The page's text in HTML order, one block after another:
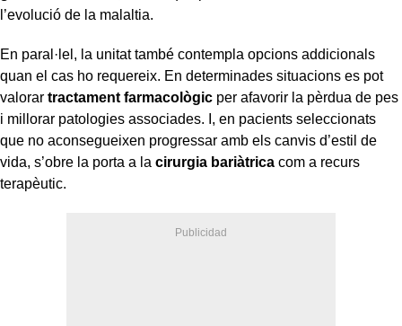
l’evolució de la malaltia.
En paral·lel, la unitat també contempla opcions addicionals
quan el cas ho requereix. En determinades situacions es pot
valorar tractament farmacològic per afavorir la pèrdua de pes
i millorar patologies associades. I, en pacients seleccionats
que no aconsegueixen progressar amb els canvis d’estil de
vida, s’obre la porta a la cirurgia bariàtrica com a recurs
terapèutic.